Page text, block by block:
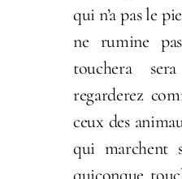
qui n’a pas le
ne rumine
touchera
regarderez
ceux des
qui marchent